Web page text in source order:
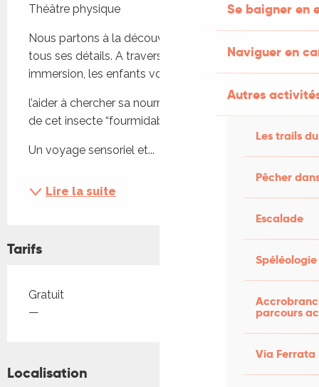
Se baigner en
Naviguer en
Autres
Les trails
Pêcher
Escalade
Spéléologie
parcours
Via Ferrata
Théâtre physique
Nous partons à la découverte de la fourmi dans
tous ses détails. A travers un parcours en
immersion, les enfants vont pouvoir l’approcher,
l’aider à chercher sa nourriture et vivre la journée
de cet insecte “fourmidable” !
Un voyage sensoriel et...
Lire la suite
Tarifs
Tarifs 2026
Gratuit
—
Localisation